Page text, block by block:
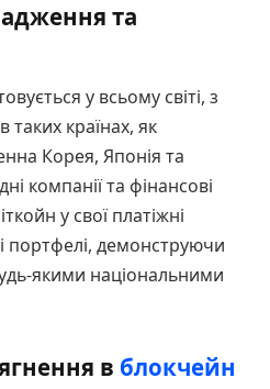
та
у всьому світі, з
таких країнах, як
Корея, Японія та
компанії та фінансові
у свої платіжні
портфелі, демонструючи
якими національними
в блокчейн